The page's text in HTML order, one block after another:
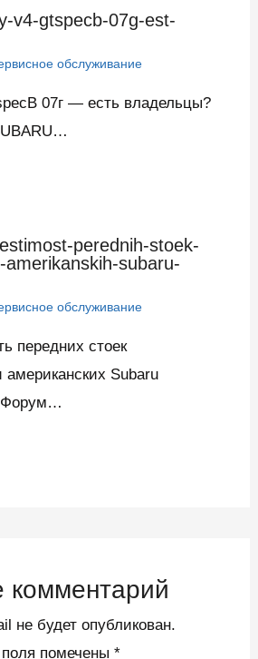
v4-gtspecb-07g-est-
обслуживание
07г — есть владельцы?
perednih-stoek-
amerikanskih-subaru-
обслуживание
передних стоек
американских Subaru
комментарий
не будет опубликован.
помечены *